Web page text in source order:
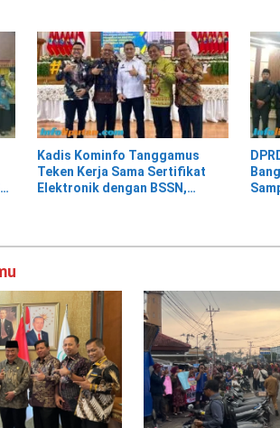
Kadis Kominfo Tanggamus
Teken Kerja Sama Sertifikat
Elektronik dengan BSSN,